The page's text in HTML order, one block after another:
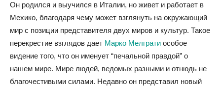
Он родился и выучился в Италии, но живет и работает в
Мехико, благодаря чему может взглянуть на окружающий
мир с позиции представителя двух миров и культур. Такое
перекрестие взглядов дает Марко Мелграти особое
видение того, что он именует “печальной правдой” о
нашем мире. Мире людей, ведомых разными и отнюдь не
благочестивыми силами. Недавно он представил новый